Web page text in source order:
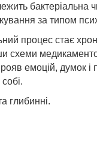
за типом
процес стає
схеми
емоцій, думок
глибинні.